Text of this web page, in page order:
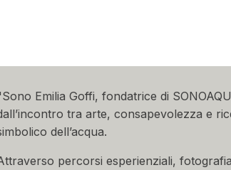
Emilia Goffi, fondatrice di
tra arte, consapevolezza e
dell’acqua.
percorsi esperienziali,